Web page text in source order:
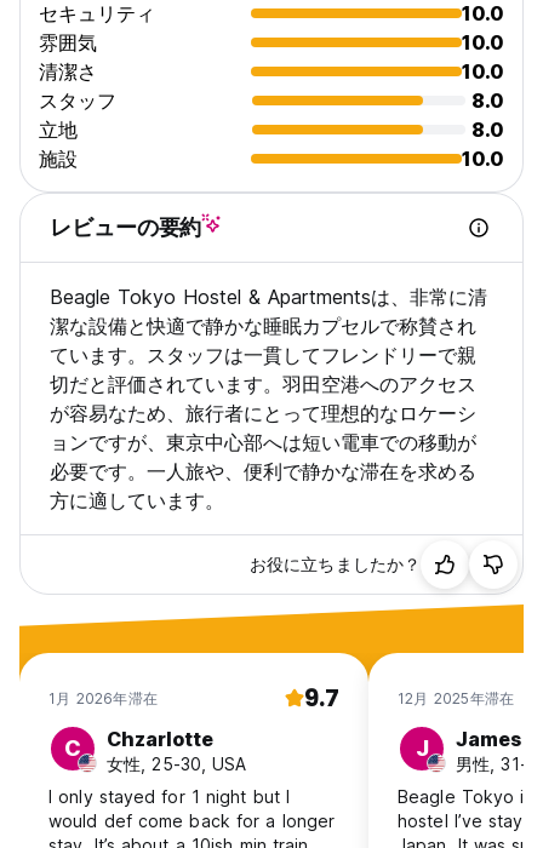
セキュリティ
10.0
雰囲気
10.0
清潔さ
10.0
スタッフ
8.0
立地
8.0
施設
10.0
レビューの要約
Beagle Tokyo Hostel & Apartmentsは、非常に清
潔な設備と快適で静かな睡眠カプセルで称賛され
ています。スタッフは一貫してフレンドリーで親
切だと評価されています。羽田空港へのアクセス
が容易なため、旅行者にとって理想的なロケーシ
ョンですが、東京中心部へは短い電車での移動が
必要です。一人旅や、便利で静かな滞在を求める
方に適しています。
お役に立ちましたか？
1月 2026年滞在 9.7
C Chzarlotte
女性, 25-30, USA
I only stayed for 1 night but I
would def come back for a longer
12月 2025年滞在
J James
男性, 31-
Beagle Tokyo is
hostel I’ve